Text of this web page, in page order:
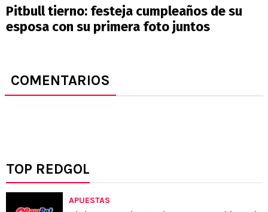
Pitbull tierno: festeja cumpleaños de su
esposa con su primera foto juntos
COMENTARIOS
TOP REDGOL
APUESTAS